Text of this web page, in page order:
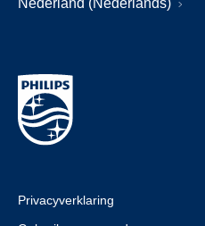
Nederland (Nederlands)
Privacyverklaring